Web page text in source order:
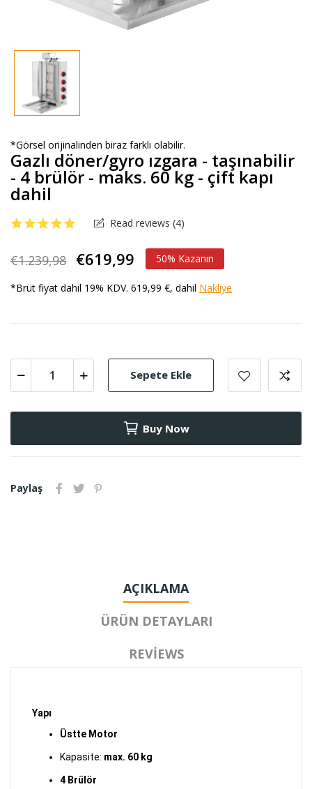
*Görsel orijinalinden biraz farklı olabilir.
Gazlı döner/gyro ızgara - taşınabilir
- 4 brülör - maks. 60 kg - çift kapı
dahil
Read reviews (4)
€1.239,98 €619,99 50% Kazanın
*Brüt fiyat dahil 19% KDV. 619,99 €, dahil Nakliye
Sepete Ekle
Buy Now
Paylaş
AÇIKLAMA
ÜRÜN DETAYLARI
REVIEWS
Yapı
Üstte Motor
Kapasite: max. 60 kg
4 Brülör